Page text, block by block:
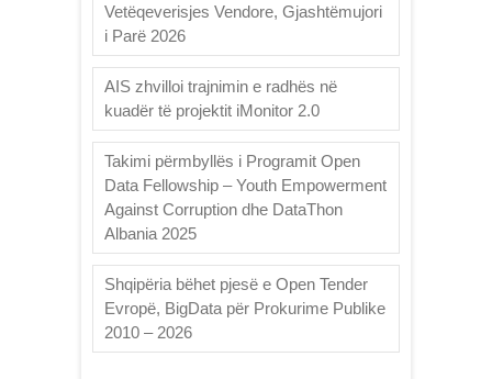
Vetëqeverisjes Vendore, Gjashtëmujori
i Parë 2026
AIS zhvilloi trajnimin e radhës në
kuadër të projektit iMonitor 2.0
Takimi përmbyllës i Programit Open
Data Fellowship – Youth Empowerment
Against Corruption dhe DataThon
Albania 2025
Shqipëria bëhet pjesë e Open Tender
Evropë, BigData për Prokurime Publike
2010 – 2026